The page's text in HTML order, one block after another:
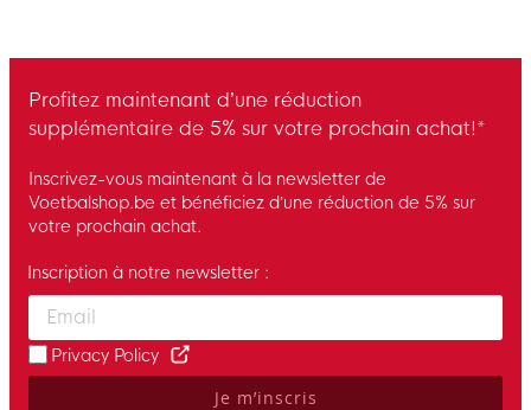
Profitez maintenant d’une réduction
supplémentaire de 5% sur votre prochain achat!*
Inscrivez-vous maintenant à la newsletter de
Voetbalshop.be et bénéficiez d’une réduction de 5% sur
votre prochain achat.
Enter your email and accept the privacy policy to subscribe to
Inscription à notre newsletter :
Privacy Policy
Je m’inscris